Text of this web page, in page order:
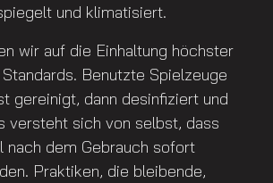
und klimatisiert.
wir auf die Einhaltung höchster
Benutzte Spielzeuge
gereinigt, dann desinfiziert und
versteht sich von selbst, dass
nach dem Gebrauch sofort
Praktiken, die bleibende,